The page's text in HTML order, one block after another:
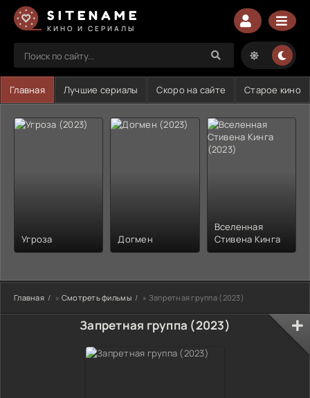
SITENAME
КИНО И СЕРИАЛЫ
Главная Лучшие сериалы Скоро на сайте Старое кино
Угроза Догмен
Вселенная
Стивена Кинга
Главная » Смотреть фильмы » Запретная группа (2023)
Запретная группа (2023)